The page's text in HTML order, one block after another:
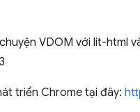
VDOM với lit-html
triển Chrome tại đây: